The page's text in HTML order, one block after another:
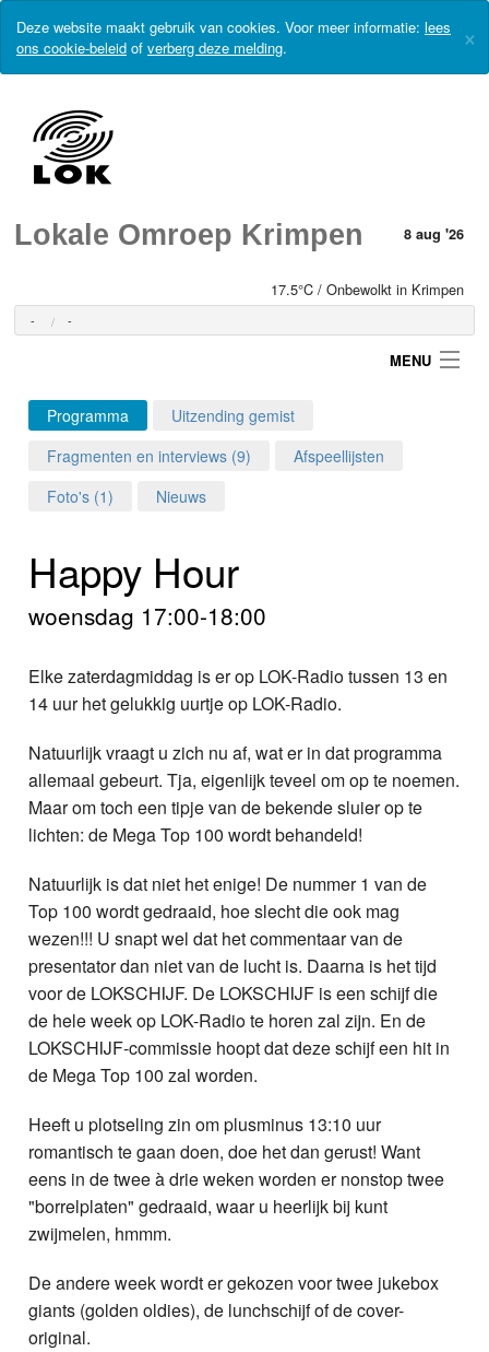
Deze website maakt gebruik van cookies. Voor meer informatie: lees
ons cookie-beleid of verberg deze melding. ×
Lokale Omroep Krimpen 8 aug '26
17.5°C / Onbewolkt in Krimpen
- -
MENU
Login
Home
Nieuws
Video
Webcam
Info
Programma
Uitzending gemist
Fragmenten en interviews (9)
Afspeellijsten
Foto's (1)
Nieuws
Happy Hour
woensdag 17:00-18:00
Elke zaterdagmiddag is er op LOK-Radio tussen 13 en
14 uur het gelukkig uurtje op LOK-Radio.
Natuurlijk vraagt u zich nu af, wat er in dat programma
allemaal gebeurt. Tja, eigenlijk teveel om op te noemen.
Maar om toch een tipje van de bekende sluier op te
lichten: de Mega Top 100 wordt behandeld!
Natuurlijk is dat niet het enige! De nummer 1 van de
Top 100 wordt gedraaid, hoe slecht die ook mag
wezen!!! U snapt wel dat het commentaar van de
presentator dan niet van de lucht is. Daarna is het tijd
voor de LOKSCHIJF. De LOKSCHIJF is een schijf die
de hele week op LOK-Radio te horen zal zijn. En de
LOKSCHIJF-commissie hoopt dat deze schijf een hit in
de Mega Top 100 zal worden.
Heeft u plotseling zin om plusminus 13:10 uur
romantisch te gaan doen, doe het dan gerust! Want
eens in de twee à drie weken worden er nonstop twee
"borrelplaten" gedraaid, waar u heerlijk bij kunt
zwijmelen, hmmm.
De andere week wordt er gekozen voor twee jukebox
giants (golden oldies), de lunchschijf of de cover-
original.